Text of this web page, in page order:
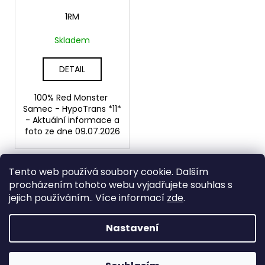
Tento web používá soubory cookie. Dalším
procházením tohoto webu vyjadřujete souhlas s
jejich používáním.. Více informací zde.
Nastavení
1RM
Skladem
DETAIL
100% Red Monster
Samec - HypoTrans *11*
- Aktuální informace a
foto ze dne 09.07.2026
O
v
l
á
d
a
c
1 položek celkem
HLEDAT
á
a
Copyright 2026PogonaDragons. Všechna práva